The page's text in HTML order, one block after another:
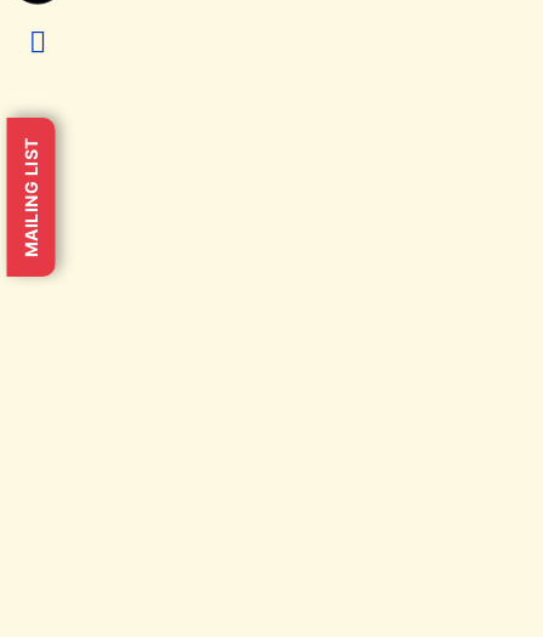
MAILING LIST